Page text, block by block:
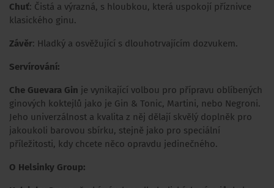
Chuť: Čistá a výrazná, s hloubkou, která uspokojí příznivce
klasického ginu.
Závěr: Hladký a osvěžující s dlouhotrvajícím dozvukem.
Servírování:
Che Guevara Gin je vynikající volbou pro přípravu oblíbených
ginových koktejlů jako je Gin & Tonic, Martini, nebo Negroni.
Jeho univerzálnost a kvalita z něj dělají skvělý doplněk pro
jakoukoli barovou sbírku, stejně jako pro speciální
příležitosti, kdy chcete něco opravdu jedinečného.
O Helsinky Group: